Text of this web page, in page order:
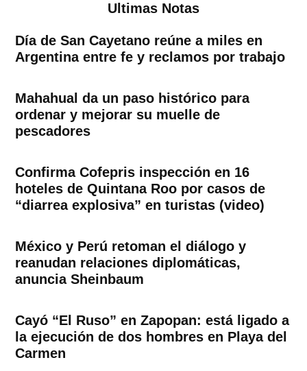
Ultimas Notas
Día de San Cayetano reúne a miles en
Argentina entre fe y reclamos por trabajo
Mahahual da un paso histórico para
ordenar y mejorar su muelle de
pescadores
Confirma Cofepris inspección en 16
hoteles de Quintana Roo por casos de
“diarrea explosiva” en turistas (video)
México y Perú retoman el diálogo y
reanudan relaciones diplomáticas,
anuncia Sheinbaum
Cayó “El Ruso” en Zapopan: está ligado a
la ejecución de dos hombres en Playa del
Carmen